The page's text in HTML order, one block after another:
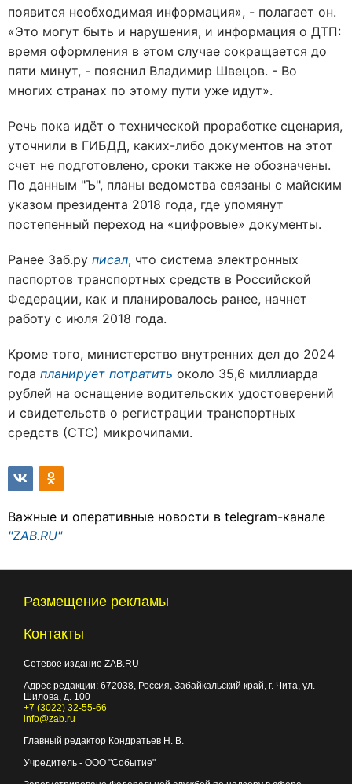
появится необходимая информация», - полагает он.
«Это могут быть и нарушения, и информация о ДТП:
время оформления в этом случае сокращается до
пяти минут, - пояснил Владимир Швецов. - Во
многих странах по этому пути уже идут».
Речь пока идёт о технической проработке сценария,
уточнили в ГИБДД, каких-либо документов на этот
счет не подготовлено, сроки также не обозначены.
По данным "Ъ", планы ведомства связаны с майским
указом президента 2018 года, где упомянут
постепенный переход на «цифровые» документы.
Ранее Заб.ру писал, что система электронных
паспортов транспортных средств в Российской
Федерации, как и планировалось ранее, начнет
работу с июля 2018 года.
Кроме того, министерство внутренних дел до 2024
года планирует потратить около 35,6 миллиарда
рублей на оснащение водительских удостоверений
и свидетельств о регистрации транспортных
средств (СТС) микрочипами.
Важные и оперативные новости в telegram-канале
"ZAB.RU"
Размещение рекламы
Контакты
Сетевое издание ZAB.RU
Адрес редакции: 672038, Россия, Забайкальский край, г. Чита, ул.
Шилова, д. 100
+7 (3022) 32-55-66
info@zab.ru
Главный редактор Кондратьев Н. В.
Учредитель - ООО "Событие"